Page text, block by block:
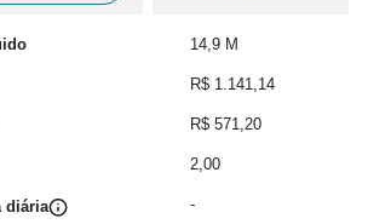
diária
14,9 M
R$ 1.141,14
R$ 571,20
2,00
-